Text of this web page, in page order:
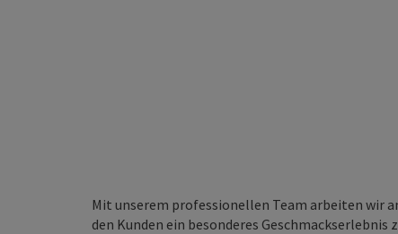
Mit unserem professionellen Team arbeiten wir
den Kunden ein besonderes Geschmackserlebnis